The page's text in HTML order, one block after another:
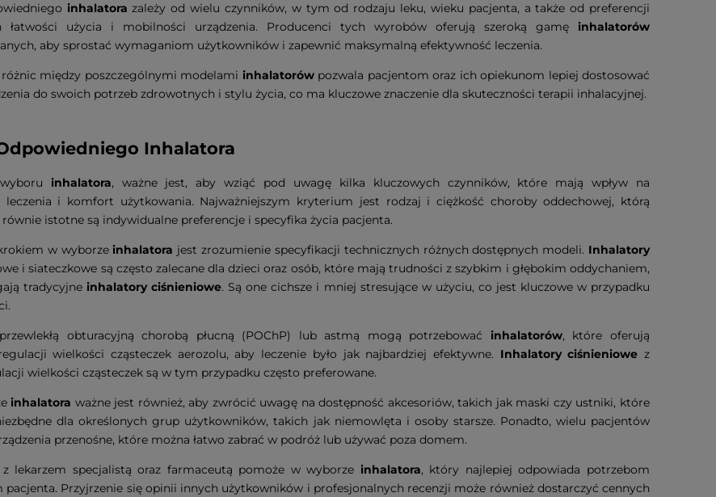
inhalatora zależy od wielu czynników, w tym od rodzaju leku, wieku pacjenta, a także od preferencji
łatwości użycia i mobilności urządzenia. Producenci tych wyrobów oferują szeroką gamę inhalatorów
aby sprostać wymaganiom użytkowników i zapewnić maksymalną efektywność leczenia.
między poszczególnymi modelami inhalatorówpozwala pacjentom oraz ich opiekunom lepiej dostosować
do swoich potrzeb zdrowotnych i stylu życia, co ma kluczowe znaczenie dla skuteczności terapii inhalacyjnej.
Inhalatora
inhalatora, ważne jest, aby wziąć pod uwagę kilka kluczowych czynników, które mają wpływ na
leczenia i komfort użytkowania. Najważniejszym kryterium jest rodzaj i ciężkość choroby oddechowej, którą
równie istotne są indywidualne preferencje i specyfika życia pacjenta.
w wyborze inhalatora jest zrozumienie specyfikacji technicznych różnych dostępnych modeli. Inhalatory
i siateczkowe są często zalecane dla dzieci oraz osób, które mają trudności z szybkim i głębokim oddychaniem,
tradycyjne inhalatory ciśnieniowe. Są one cichsze i mniej stresujące w użyciu, co jest kluczowe w przypadku
obturacyjną chorobą płucną (POChP) lub astmą mogą potrzebować inhalatorów, które oferują
wielkości cząsteczek aerozolu, aby leczenie było jak najbardziej efektywne. Inhalatory ciśnieniowe z
wielkości cząsteczek są w tym przypadku często preferowane.
inhalatora ważne jest również, aby zwrócić uwagę na dostępność akcesoriów, takich jak maski czy ustniki, które
dla określonych grup użytkowników, takich jak niemowlęta i osoby starsze. Ponadto, wielu pacjentów
przenośne, które można łatwo zabrać w podróż lub używać poza domem.
z lekarzem specjalistą oraz farmaceutą pomoże w wyborze inhalatora, który najlepiej odpowiada potrzebom
Przyjrzenie się opinii innych użytkowników i profesjonalnych recenzji może również dostarczyć cennych